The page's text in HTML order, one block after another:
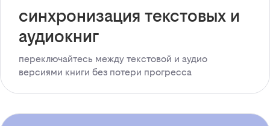
синхронизация текстовых и
аудиокниг
переключайтесь между текстовой и аудио
версиями книги без потери прогресса